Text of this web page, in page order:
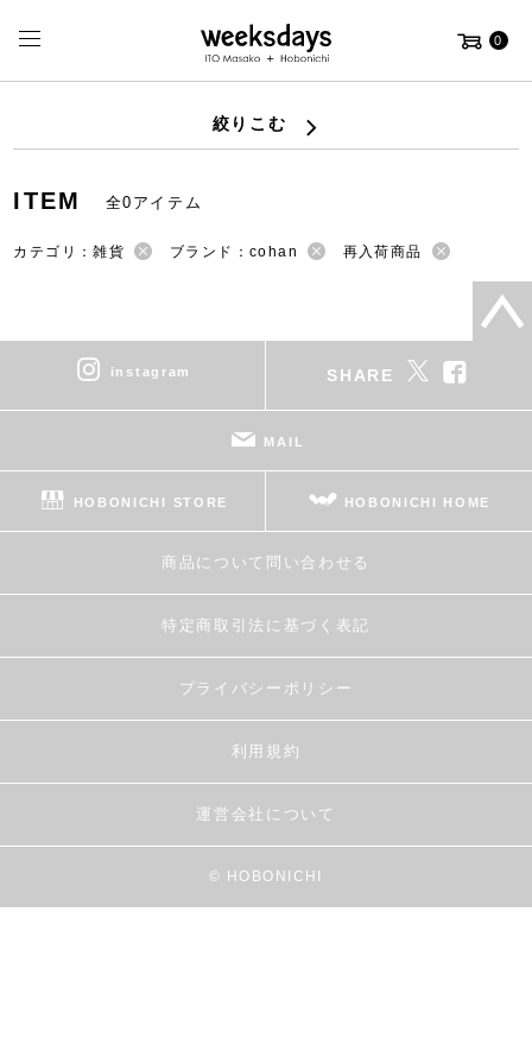
0
絞りこむ
ITEM 全0アイテム
カテゴリ：雑貨 ブランド：cohan 再入荷商品
instagram SHARE
MAIL
HOBONICHI STORE HOBONICHI HOME
商品について問い合わせる
特定商取引法に基づく表記
プライバシーポリシー
利用規約
運営会社について
© HOBONICHI